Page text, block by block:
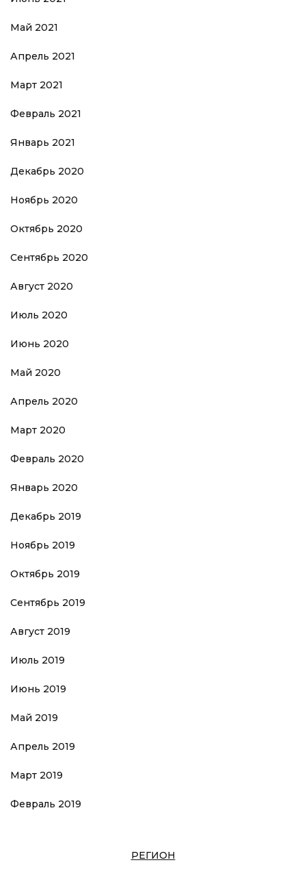
Май 2021
Апрель 2021
Март 2021
Февраль 2021
Январь 2021
Декабрь 2020
Ноябрь 2020
Октябрь 2020
Сентябрь 2020
Август 2020
Июль 2020
Июнь 2020
Май 2020
Апрель 2020
Март 2020
Февраль 2020
Январь 2020
Декабрь 2019
Ноябрь 2019
Октябрь 2019
Сентябрь 2019
Август 2019
Июль 2019
Июнь 2019
Май 2019
Апрель 2019
Март 2019
Февраль 2019
РЕГИОН